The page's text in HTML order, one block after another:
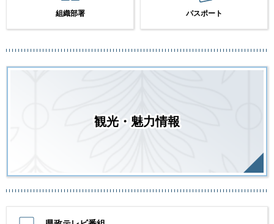
組織部署 パスポート
観光・魅力情報